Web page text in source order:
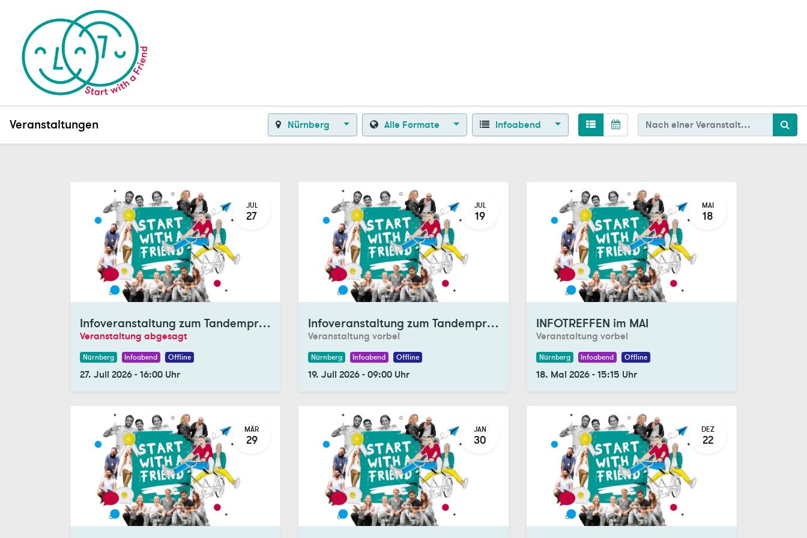
Veranstaltungen Nürnberg Alle Formate Infoabend
JUL
27
Infoveranstaltung zum Tandemprogramm
Veranstaltung abgesagt
Nürnberg Infoabend Offline
27. Juli 2026-16:00 Uhr
JUL
19
Infoveranstaltung zum Tandemprogramm
Veranstaltung vorbei
Nürnberg Infoabend Offline
19. Juli 2026-09:00 Uhr
MAI
18
INFOTREFFEN im MAI
Veranstaltung vorbei
Nürnberg Infoabend Offline
18. Mai 2026-15:15 Uhr
MÄR
29
JAN
30
DEZ
22